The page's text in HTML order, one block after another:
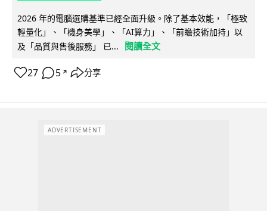
2026 年的電腦選購基準已經全面升級。除了基本效能，「極致
輕量化」、「機身美學」、「AI算力」、「前瞻技術加持」以
及「品質與售後服務」 已...
閱讀全文
27 5 ↗ 分享
ADVERTISEMENT